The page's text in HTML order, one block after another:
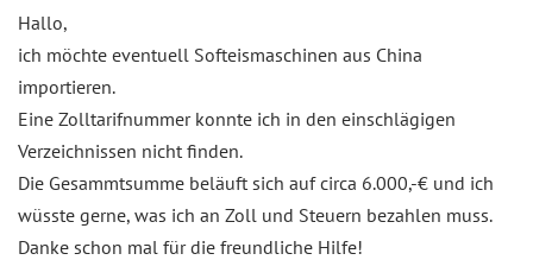
Hallo,
ich möchte eventuell Softeismaschinen aus China
importieren.
Eine Zolltarifnummer konnte ich in den einschlägigen
Verzeichnissen nicht finden.
Die Gesammtsumme beläuft sich auf circa 6.000,-€ und ich
wüsste gerne, was ich an Zoll und Steuern bezahlen muss.
Danke schon mal für die freundliche Hilfe!